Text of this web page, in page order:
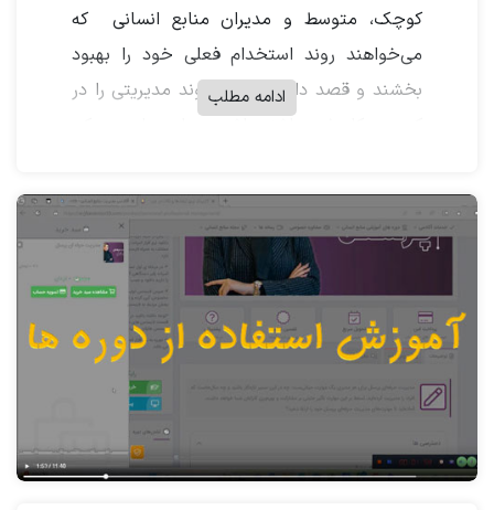
کوچک، متوسط و مدیران منابع انسانی که
می‌خواهند روند استخدام فعلی خود را بهبود
بخشند و قصد دارند بهترین روند مدیریتی را در
شرکت دردوره های آموزشی منابع انسانیمی
باشد و با شرکت در هریک از دوره ها با یک
سری نکات مدیریتی آشنا خواهید شد. آکادمی
ارغوان مریدی با توحه به تجربه بالا در زمینه ی
مدیریت منایع انسانیاین مشکلات را به خوبی
درک کرده و با توحه به آنها دوره های آموزشی
متنوعی را برای مدیران و حتی کارجویان آماده
کرده و در اختیار شان قرار داده است کهنکات
طلایی وفاداری پرسنل،مدیریت حرفه ای پرسنل
ادامه مطلب